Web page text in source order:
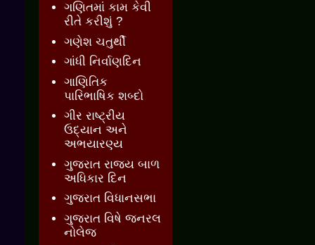
ગણિતમાં કામ કેવી
રીતે કરીશું ?
ગણેશ ચતુર્થી
ગાંધી નિર્વાણદિન
ગાણિતિક
પારિભાષિક શબ્દો
ગીર રાષ્ટ્રીય
ઉદ્યાન અને
અભયારણ્ય
ગુજરાત રાજ્ય બાળ
અધિકાર દિન
ગુજરાત વિધાનસભા
ગુજરાત વિષે જનરલ
નોલેજ